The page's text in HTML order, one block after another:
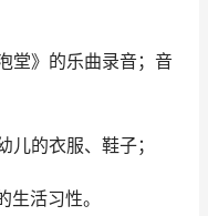
堂》的乐曲录音；音
的衣服、鞋子；
活习性。